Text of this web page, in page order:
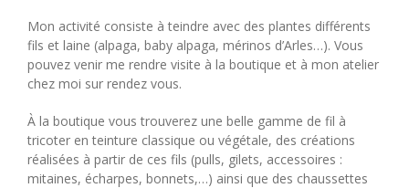
Mon activité consiste à teindre avec des plantes différents
fils et laine (alpaga, baby alpaga, mérinos d’Arles…). Vous
pouvez venir me rendre visite à la boutique et à mon atelier
chez moi sur rendez vous.
À la boutique vous trouverez une belle gamme de fil à
tricoter en teinture classique ou végétale, des créations
réalisées à partir de ces fils (pulls, gilets, accessoires :
mitaines, écharpes, bonnets,…) ainsi que des chaussettes